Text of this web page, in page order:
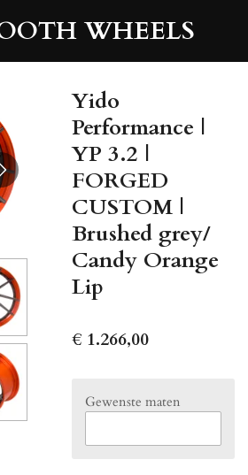
WHEELS
Yido
Performance |
YP 3.2 |
FORGED
CUSTOM |
Brushed grey/
Candy Orange
Lip
€ 1.266,00
Gewenste maten